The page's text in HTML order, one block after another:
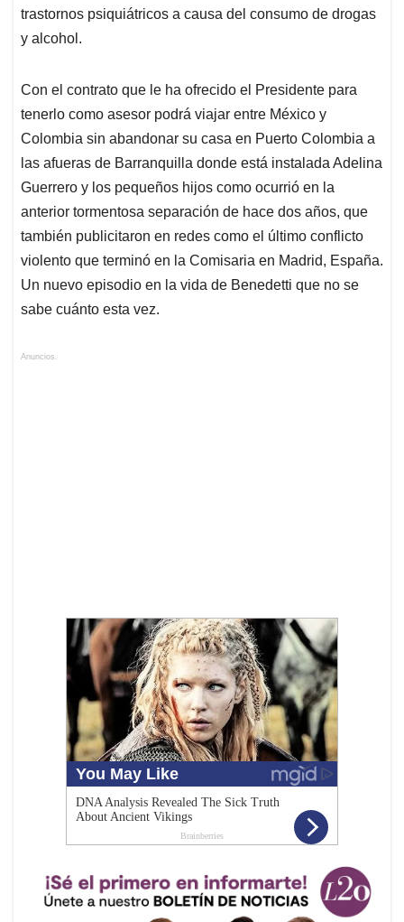
trastornos psiquiátricos a causa del consumo de drogas
y alcohol.
Con el contrato que le ha ofrecido el Presidente para
tenerlo como asesor podrá viajar entre México y
Colombia sin abandonar su casa en Puerto Colombia a
las afueras de Barranquilla donde está instalada Adelina
Guerrero y los pequeños hijos como ocurrió en la
anterior tormentosa separación de hace dos años, que
también publicitaron en redes como el último conflicto
violento que terminó en la Comisaria en Madrid, España.
Un nuevo episodio en la vida de Benedetti que no se
sabe cuánto esta vez.
Anuncios.